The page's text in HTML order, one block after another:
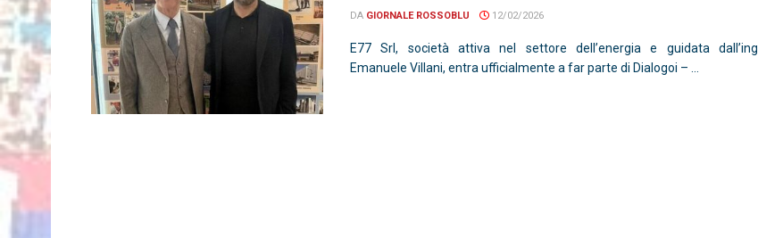
DA GIORNALE ROSSOBLU 12/02/2026
E77 Srl, società attiva nel settore dell’energia e guidata dall’ing.
Emanuele Villani, entra ufficialmente a far parte di Dialogoi – ...